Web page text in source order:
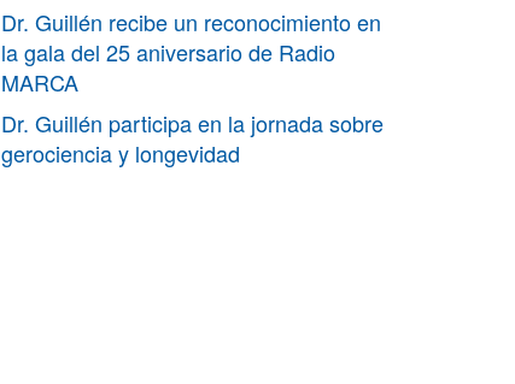
Dr. Guillén recibe un reconocimiento en
la gala del 25 aniversario de Radio
MARCA
Dr. Guillén participa en la jornada sobre
gerociencia y longevidad